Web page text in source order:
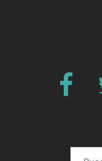
Fb